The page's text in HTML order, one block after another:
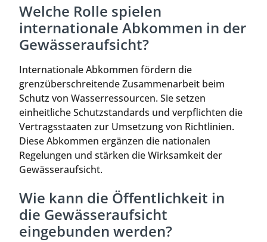
Welche Rolle spielen
internationale Abkommen in der
Gewässeraufsicht?
Internationale Abkommen fördern die
grenzüberschreitende Zusammenarbeit beim
Schutz von Wasserressourcen. Sie setzen
einheitliche Schutzstandards und verpflichten die
Vertragsstaaten zur Umsetzung von Richtlinien.
Diese Abkommen ergänzen die nationalen
Regelungen und stärken die Wirksamkeit der
Gewässeraufsicht.
Wie kann die Öffentlichkeit in
die Gewässeraufsicht
eingebunden werden?